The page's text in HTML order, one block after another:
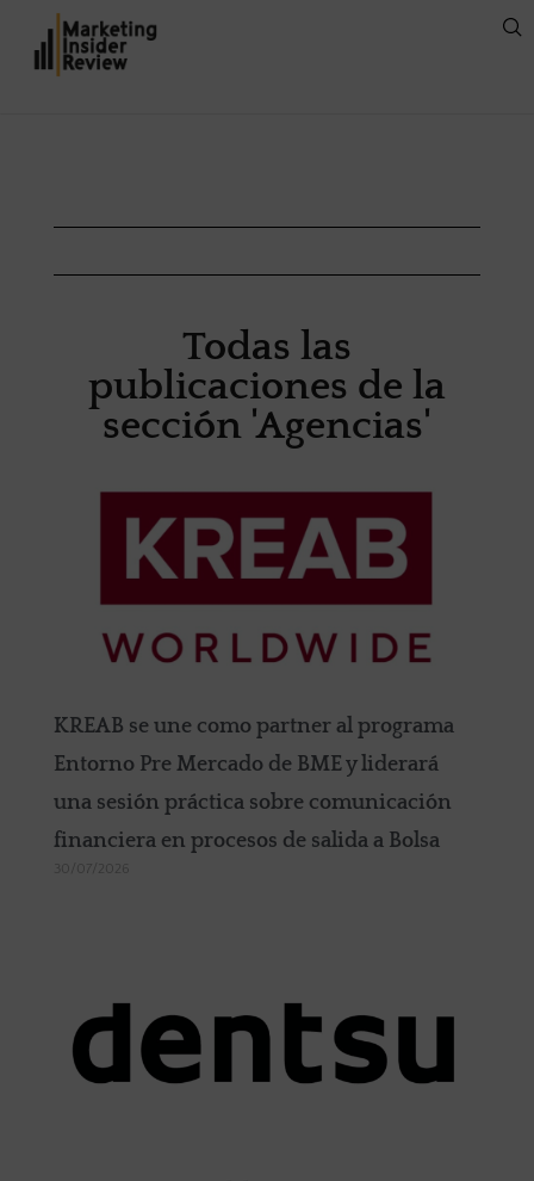
Todas las
publicaciones de la
sección 'Agencias'
KREAB se une como partner al programa
Entorno Pre Mercado de BME y liderará
una sesión práctica sobre comunicación
financiera en procesos de salida a Bolsa
30/07/2026